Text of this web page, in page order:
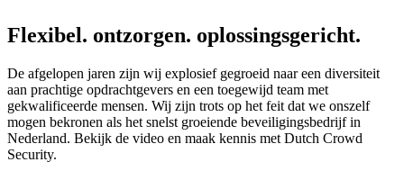
Flexibel. ontzorgen. oplossingsgericht.
De afgelopen jaren zijn wij explosief gegroeid naar een diversiteit
aan prachtige opdrachtgevers en een toegewijd team met
gekwalificeerde mensen. Wij zijn trots op het feit dat we onszelf
mogen bekronen als het snelst groeiende beveiligingsbedrijf in
Nederland. Bekijk de video en maak kennis met Dutch Crowd
Security.